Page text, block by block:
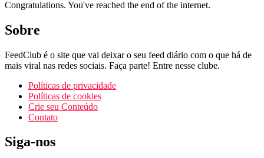
Congratulations. You've reached the end of the internet.
Sobre
FeedClub é o site que vai deixar o seu feed diário com o que há de
mais viral nas redes sociais. Faça parte! Entre nesse clube.
Políticas de privacidade
Políticas de cookies
Crie seu Conteúdo
Contato
Siga-nos